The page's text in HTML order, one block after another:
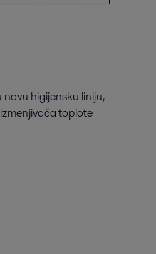
higijensku liniju,
toplote